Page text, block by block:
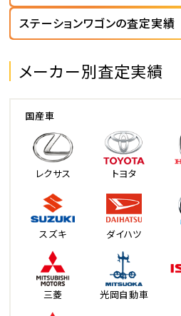
ステーションワゴンの査定実績
メーカー別査定実績
国産車
レクサス トヨタ
スズキ ダイハツ
三菱 光岡自動車